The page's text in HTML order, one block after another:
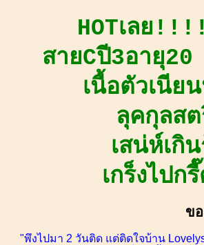
HOTเลย
สายCปี3อายุ
เนื้อตัวเนีย
ลุคกุลส
เสน่ห์เ
เกร็งไป
ข
"พึงไปมา 2 วันติด แต่ติดใจบ้าน